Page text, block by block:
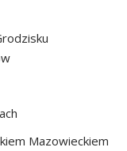
Mazowieckiem